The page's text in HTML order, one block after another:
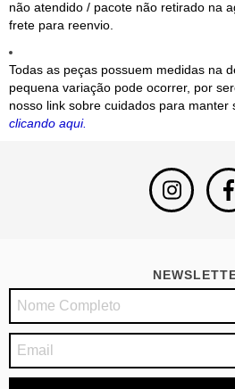
não atendido / pacote não retirado na
frete para reenvio.
Todas as peças possuem medidas na
pequena variação pode ocorrer, por
nosso link sobre cuidados para manter
clicando aqui.